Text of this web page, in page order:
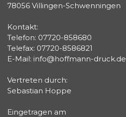
78056 Villingen-Schwenningen
Kontakt:
Telefon: 07720-858680
Telefax: 07720-8586821
E-Mail: info@hoffmann-druck.de
Vertreten durch:
Sebastian Hoppe
Eingetragen am